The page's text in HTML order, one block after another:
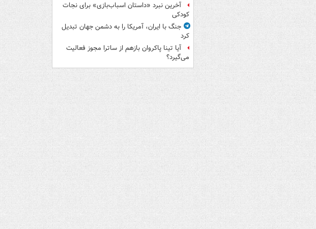
آخرین نبرد «داستان اسباب‌بازی» برای نجات
کودکی
جنگ با ایران، آمریکا را به دشمن جهان تبدیل
کرد
آیا تینا پاکروان بازهم از ساترا مجوز فعالیت
می‌گیرد؟